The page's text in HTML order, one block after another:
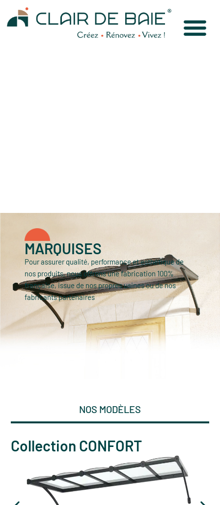
MARQUISES
Pour assurer qualité, performance et esthétique de
nos produits, nous offrons une fabrication 100%
française, issue de nos propres usines ou de nos
fabricants partenaires
NOS MODÈLES
Collection CONFORT